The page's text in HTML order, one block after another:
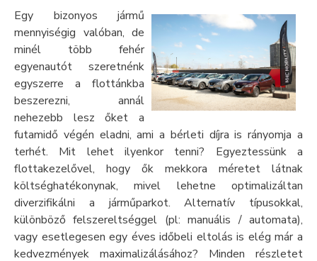
Egy bizonyos jármű
mennyiségig valóban, de
minél több fehér
egyenautót szeretnénk
egyszerre a flottánkba
beszerezni, annál
nehezebb lesz őket a
futamidő végén eladni, ami a bérleti díjra is rányomja a
terhét. Mit lehet ilyenkor tenni? Egyeztessünk a
flottakezelővel, hogy ők mekkora méretet látnak
költséghatékonynak, mivel lehetne optimalizáltan
diverzifikálni a járműparkot. Alternatív típusokkal,
különböző felszereltséggel (pl: manuális / automata),
vagy esetlegesen egy éves időbeli eltolás is elég már a
kedvezmények maximalizálásához? Minden részletet